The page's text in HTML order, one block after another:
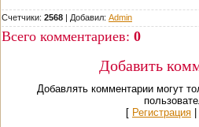
Счетчики: 2568 | Добавил: Admin
Всего комментариев: 0
Добавить
Добавлять комментарии могут
[ Регистрация